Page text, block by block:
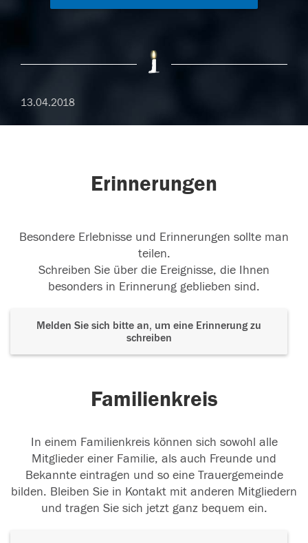
13.04.2018
Erinnerungen
Besondere Erlebnisse und Erinnerungen sollte man
teilen.
Schreiben Sie über die Ereignisse, die Ihnen
besonders in Erinnerung geblieben sind.
Melden Sie sich bitte an, um eine Erinnerung zu
schreiben
Familienkreis
In einem Familienkreis können sich sowohl alle
Mitglieder einer Familie, als auch Freunde und
Bekannte eintragen und so eine Trauergemeinde
bilden. Bleiben Sie in Kontakt mit anderen Mitgliedern
und tragen Sie sich jetzt ganz bequem ein.